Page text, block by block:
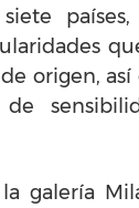
origen,
galería